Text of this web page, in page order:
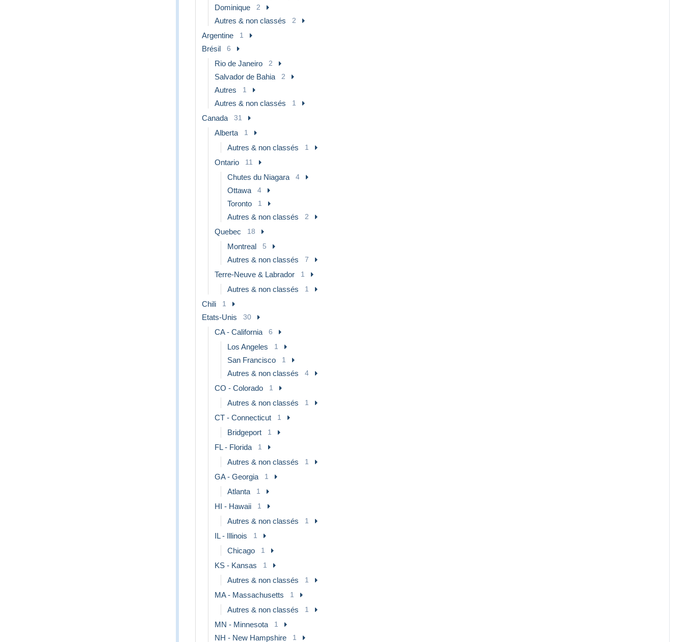
Dominique 2
Autres & non classés 2
Argentine 1
Brésil 6
Rio de Janeiro 2
Salvador de Bahia 2
Autres 1
Autres & non classés 1
Canada 31
Alberta 1
Autres & non classés 1
Ontario 11
Chutes du Niagara 4
Ottawa 4
Toronto 1
Autres & non classés 2
Quebec 18
Montreal 5
Autres & non classés 7
Terre-Neuve & Labrador 1
Autres & non classés 1
Chili 1
Etats-Unis 30
CA - California 6
Los Angeles 1
San Francisco 1
Autres & non classés 4
CO - Colorado 1
Autres & non classés 1
CT - Connecticut 1
Bridgeport 1
FL - Florida 1
Autres & non classés 1
GA - Georgia 1
Atlanta 1
HI - Hawaii 1
Autres & non classés 1
IL - Illinois 1
Chicago 1
KS - Kansas 1
Autres & non classés 1
MA - Massachusetts 1
Autres & non classés 1
MN - Minnesota 1
NH - New Hampshire 1